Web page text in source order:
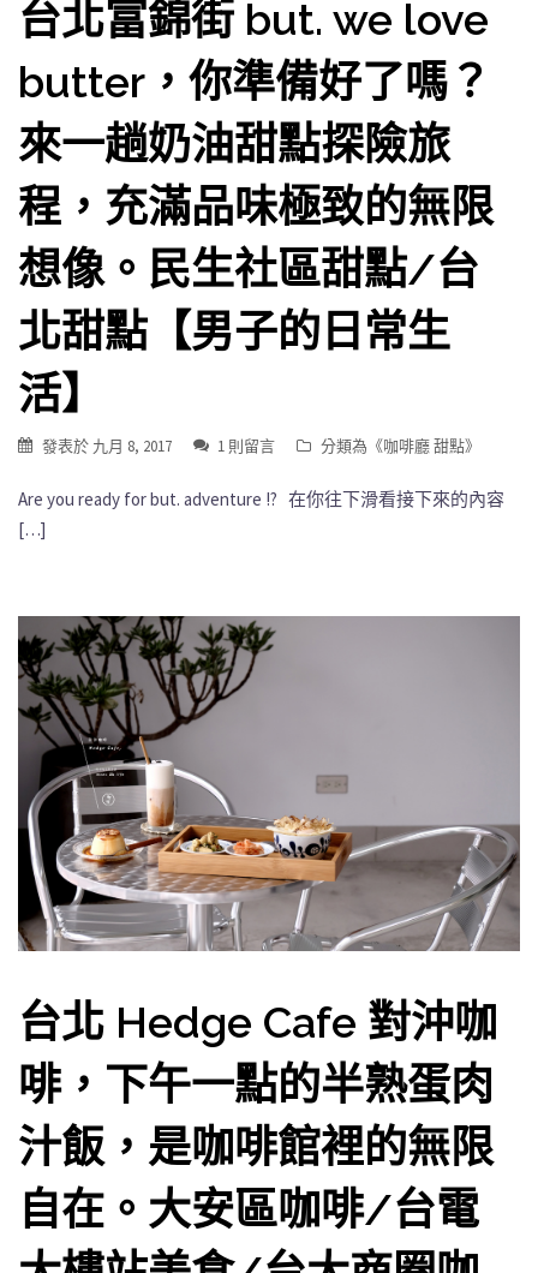
台北富錦街 but. we love
butter，你準備好了嗎？
來一趟奶油甜點探險旅
程，充滿品味極致的無限
想像。民生社區甜點/台
北甜點【男子的日常生
活】
發表於 九月 8, 2017 1 則留言 分類為《咖啡廳 甜點》
Are you ready for but. adventure !? 在你往下滑看接下來的內容
[…]
台北 Hedge Cafe 對沖咖
啡，下午一點的半熟蛋肉
汁飯，是咖啡館裡的無限
自在。大安區咖啡/台電